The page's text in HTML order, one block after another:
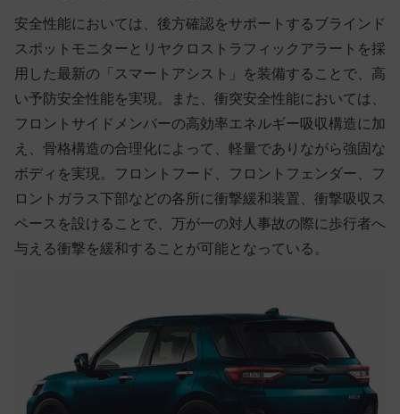
安全性能においては、後方確認をサポートするブラインド
スポットモニターとリヤクロストラフィックアラートを採
用した最新の「スマートアシスト」を装備することで、高
い予防安全性能を実現。また、衝突安全性能においては、
フロントサイドメンバーの高効率エネルギー吸収構造に加
え、骨格構造の合理化によって、軽量でありながら強固な
ボディを実現。フロントフード、フロントフェンダー、フ
ロントガラス下部などの各所に衝撃緩和装置、衝撃吸収ス
ペースを設けることで、万が一の対人事故の際に歩行者へ
与える衝撃を緩和することが可能となっている。